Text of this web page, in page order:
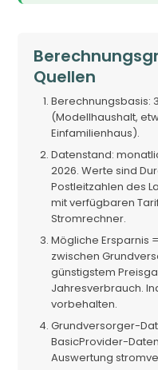
Quellen
Berechnungsbasis:
(Modellhaushalt,
Einfamilienhaus).
Datenstand:
2026. Werte sind
Postleitzahlen des
mit verfügbaren
Stromrechner.
Mögliche Ersparnis
zwischen
günstigstem
Jahresverbrauch.
vorbehalten.
Grundversorger-
BasicProvider-
Auswertung